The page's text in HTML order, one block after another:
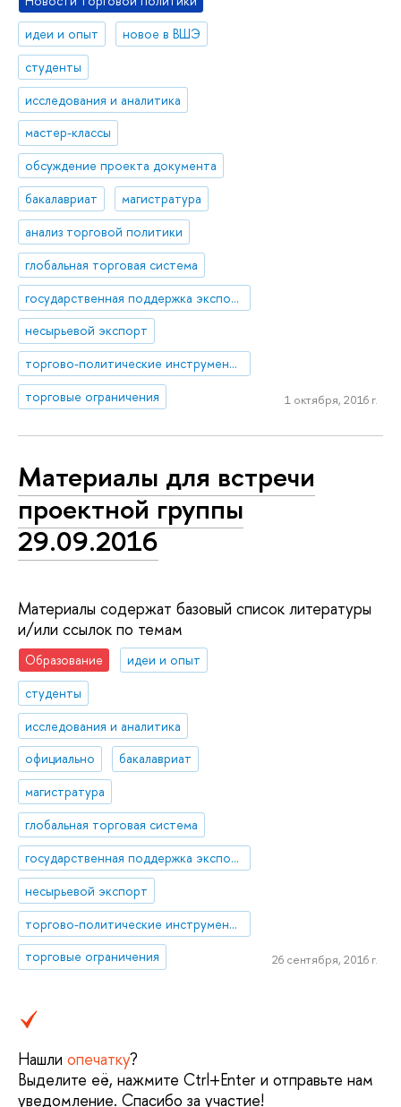
идеи и опыт
новое в ВШЭ
студенты
исследования и аналитика
мастер-классы
обсуждение проекта документа
бакалавриат
магистратура
анализ торговой политики
глобальная торговая система
государственная поддержка экспорта
несырьевой экспорт
торгово-политические инструменты
торговые ограничения
1 октября, 2016 г.
Материалы для встречи
проектной группы
29.09.2016
Материалы содержат базовый список литературы
и/или ссылок по темам
Образование
идеи и опыт
студенты
исследования и аналитика
официально
бакалавриат
магистратура
глобальная торговая система
государственная поддержка экспорта
несырьевой экспорт
торгово-политические инструменты
торговые ограничения
26 сентября, 2016 г.
Нашли опечатку?
Выделите её, нажмите Ctrl+Enter и отправьте нам
уведомление. Спасибо за участие!